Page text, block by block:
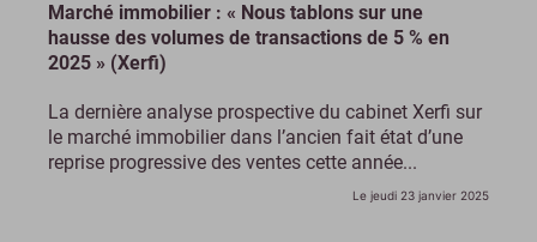
Marché immobilier : « Nous tablons sur une
hausse des volumes de transactions de 5 % en
2025 » (Xerfi)
La dernière analyse prospective du cabinet Xerfi sur
le marché immobilier dans l’ancien fait état d’une
reprise progressive des ventes cette année...
Le jeudi 23 janvier 2025